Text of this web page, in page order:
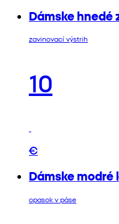
Dámske hnedé
zavinovací výstrih
10
€
Dámske modré
opasok v páse